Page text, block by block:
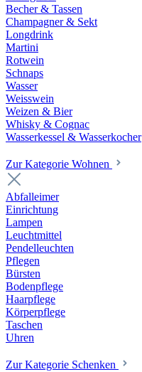
Becher & Tassen
Champagner & Sekt
Longdrink
Martini
Rotwein
Schnaps
Wasser
Weisswein
Weizen & Bier
Whisky & Cognac
Wasserkessel & Wasserkocher
Zur Kategorie Wohnen
Abfalleimer
Einrichtung
Lampen
Leuchtmittel
Pendelleuchten
Pflegen
Bürsten
Bodenpflege
Haarpflege
Körperpflege
Taschen
Uhren
Zur Kategorie Schenken